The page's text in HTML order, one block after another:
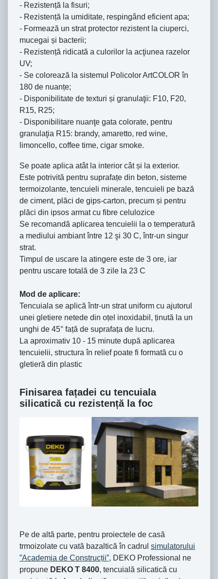
- Rezistență la fisuri;
- Rezistență la umiditate, respingând eficient apa;
- Formează un strat protector rezistent la ciuperci,
mucegai și bacterii;
- Rezistență ridicată a culorilor la acţiunea razelor
UV;
- Se colorează la sistemul Policolor ArtCOLOR în
180 de nuanțe;
- Disponibilitate de texturi și granulaţii: F10, F20,
R15, R25;
- Disponibilitare nuanţe gata colorate, pentru
granulaţia R15: brandy, amaretto, red wine,
limoncello, coffee time, cigar smoke.
Se poate aplica atât la interior cât și la exterior.
Este potrivită pentru suprafațe din beton, sisteme
termoizolante, tencuieli minerale, tencuieli pe bază
de ciment, plăci de gips-carton, precum și pentru
plăci din ipsos armat cu fibre celulozice
Se recomandă aplicarea tencuielii la o temperatură
a mediului ambiant între 12 şi 30 C, într-un singur
strat.
Timpul de uscare la atingere este de 3 ore, iar
pentru uscare totală de 3 zile la 23 C
Mod de aplicare:
Tencuiala se aplică într-un strat uniform cu ajutorul
unei gletiere netede din oțel inoxidabil, ținută la un
unghi de 45° față de suprafața de lucru.
La aproximativ 10 - 15 minute după aplicarea
tencuielii, structura în relief poate fi formată cu o
gletieră din plastic
Finisarea fațadei cu tencuiala
silicatică cu rezistență la foc
Pe de altă parte, pentru proiectele de casă
trmoizolate cu vată bazaltică în cadrul simulatorului
”Academia de Construcții”, DEKO Professional ne
propune DEKO T 8400, tencuială silicatică cu